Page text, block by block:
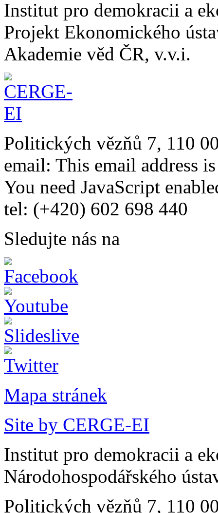
Institut pro demokracii a
Projekt Ekonomického
Akademie věd ČR, v.v.i.
Politických vězňů 7, 110
email: This email address
You need JavaScript
tel: (+420) 602 698 440
Sledujte nás na
Mapa stránek
Site by CERGE-EI
Institut pro demokracii a
Národohospodářského
Politických vězňů 7, 110